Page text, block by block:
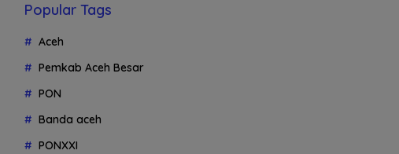
Popular Tags
Aceh
Pemkab Aceh Besar
PON
Banda aceh
PONXXI